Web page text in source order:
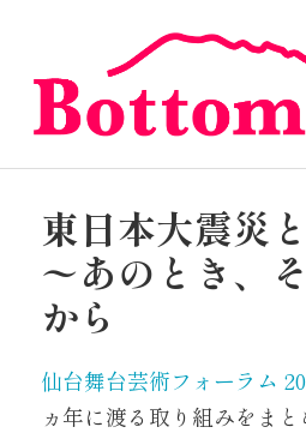
東日本大震災
〜あのとき、
から
仙台舞台芸術フォーラム
ヵ年に渡る取り組みをま